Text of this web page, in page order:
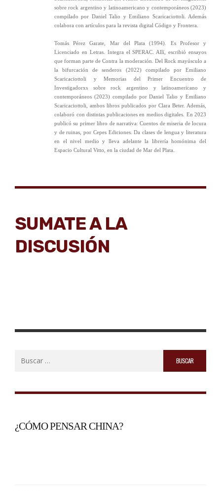
sobre rock argentino y latinoamericano y contemporáneos (2023)
compilado por Daniel Talio y Emiliano Scaricaciottoli. Además
colabora con artículos para la revista digital Código y Frontera.
Tomás Pérez Garate, Mar del Plata (1994). Es Profesor y
Licenciado en Letras. Integra el SPERAC. Allí, escribió ensayos
que forman parte de Contra la moderación. Del Rock mayúsculo a
la bifurcación de senderos (2022) compilado por Emiliano
Scaricaciottoli y Memorias del Primer Encuentro de
Investigadorxs sobre rock argentino y latinoamericano y
contemporáneos (2023) compilado por Daniel Talio y Emiliano
Scaricaciottoli, ambos libros publicados por Clara Beter. Además,
colaboró con distintas publicaciones en medios digitales. En 2023
publicó su primer libro de narrativa: Cuentos de miseria de locura
y de ruinas, por Cepes Ediciones. Da clases de lengua y literatura
en el nivel medio y lleva adelante la librería homónima del
Espacio Cultural Vitto, en la ciudad de Mar del Plata.
SUMATE A LA
DISCUSIÓN
¿CÓMO PENSAR CHINA?